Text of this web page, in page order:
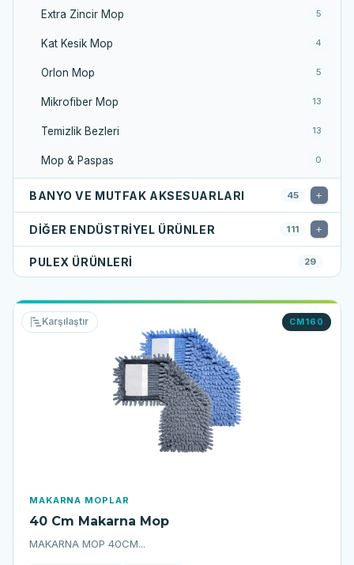
Extra Zincir Mop 5
Kat Kesik Mop 4
Orlon Mop 5
Mikrofiber Mop 13
Temizlik Bezleri 13
Mop & Paspas 0
BANYO VE MUTFAK AKSESUARLARI 45
DIĞER ENDÜSTRIYEL ÜRÜNLER 111
PULEX ÜRÜNLERI 29
CM160
Karşılaştır
MAKARNA MOPLAR
40 Cm Makarna Mop
MAKARNA MOP 40CM...